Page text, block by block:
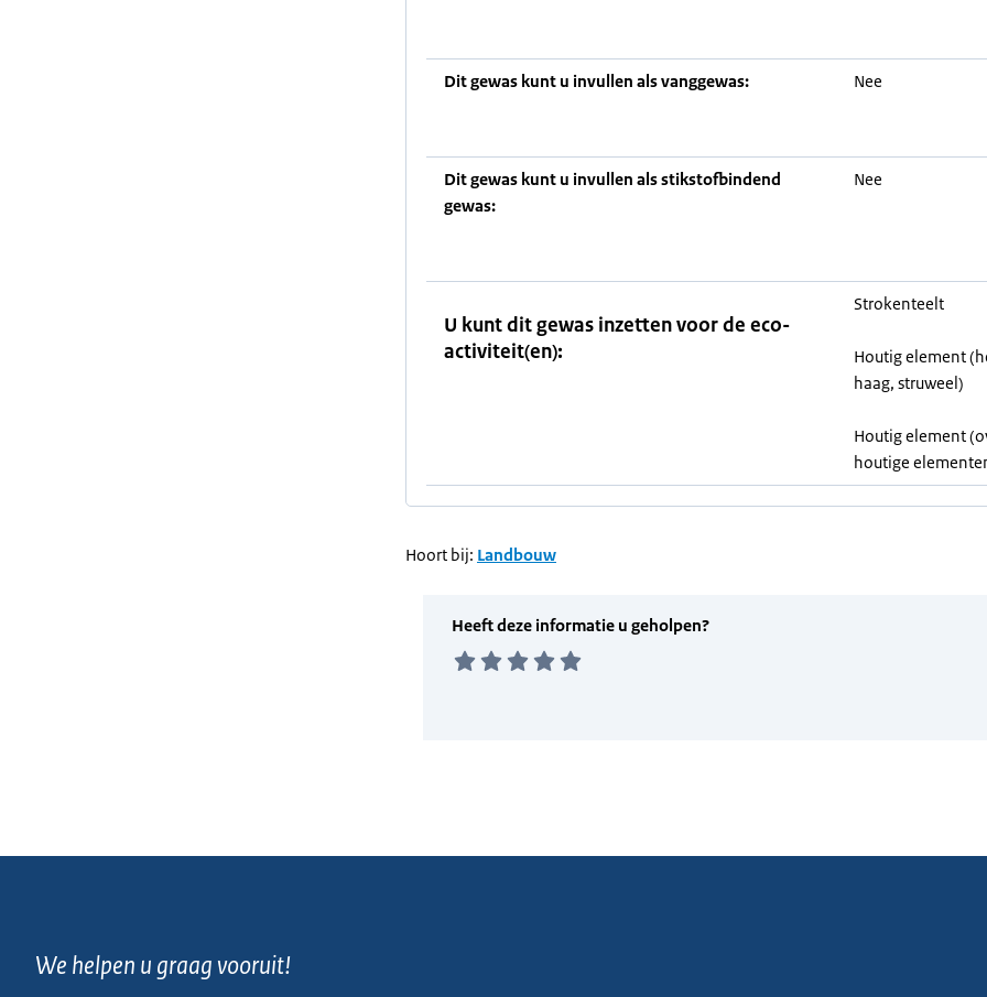
Dit gewas kunt u invullen als vanggewas: Nee
Dit gewas kunt u invullen als stikstofbindend
gewas:
Nee
U kunt dit gewas inzetten voor de eco-
activiteit(en):
Strokenteelt
Houtig element
haag, struweel)
Houtig element
houtige
Hoort bij: Landbouw
We helpen u graag vooruit!